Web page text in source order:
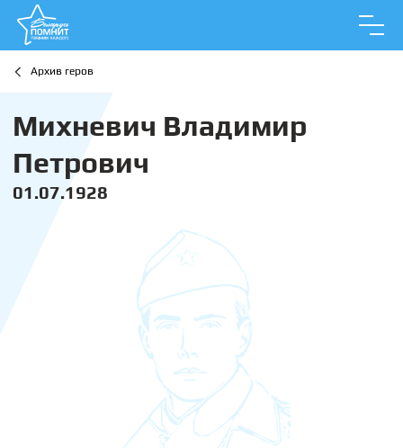
Архив геров
Михневич Владимир
Петрович
01.07.1928